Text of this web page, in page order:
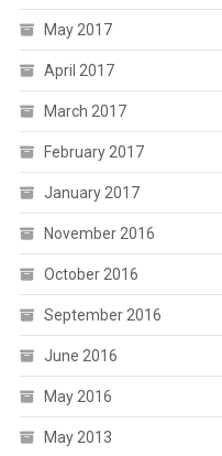
May 2017
April 2017
March 2017
February 2017
January 2017
November 2016
October 2016
September 2016
June 2016
May 2016
May 2013